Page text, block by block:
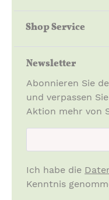
Shop Service
Newsletter
Abonnieren Sie
und verpassen
Aktion mehr von
Ich habe die
Kenntnis